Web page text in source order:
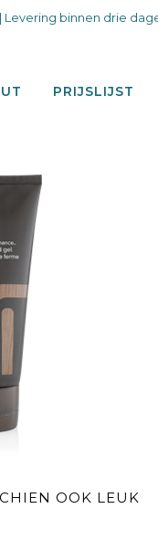
Levering binnen drie
PRIJSLIJST
OOK LEUK